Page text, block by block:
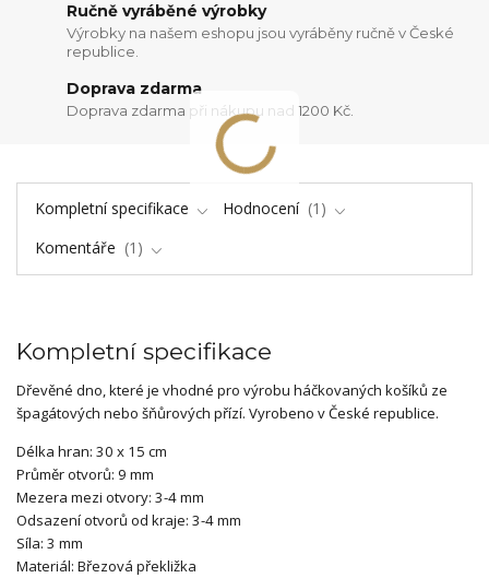
Ručně vyráběné výrobky
Výrobky na našem eshopu jsou vyráběny ručně v České
republice.
Doprava zdarma
Doprava zdarma při nákupu nad 1200 Kč.
Kompletní specifikace Hodnocení
1
Komentáře
1
Kompletní specifikace
Dřevěné dno, které je vhodné pro výrobu háčkovaných košíků ze
špagátových nebo šňůrových přízí. Vyrobeno v České republice.
Délka hran: 30 x 15 cm
Průměr otvorů: 9 mm
Mezera mezi otvory: 3-4 mm
Odsazení otvorů od kraje: 3-4 mm
Síla: 3 mm
Materiál: Březová překližka